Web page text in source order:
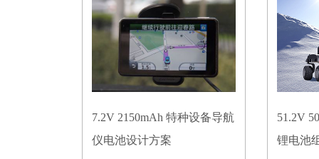
7.2V 2150mAh 特种设备导航
仪电池设计方案
51.2V
锂电池